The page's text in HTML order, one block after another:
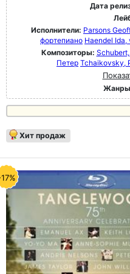
Дата
Исполнители: Parsons
фортепиано Haendel Ida,
Композиторы:
Петер Tchaikovsky,
Хит продаж